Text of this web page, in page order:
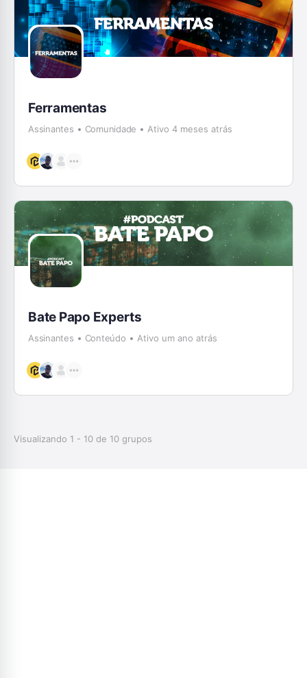
Ferramentas
Assinantes Comunidade Ativo 4 meses atrás
Bate Papo Experts
Assinantes Conteúdo Ativo um ano atrás
Visualizando 1 - 10 de 10 grupos